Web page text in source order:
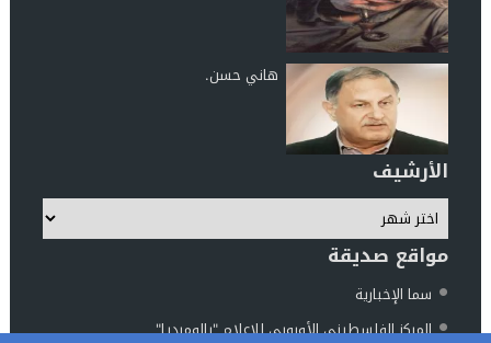
هاني حسن.
الأرشيف
مواقع صديقة
سما الإخبارية
المركز الفلسطيني الأوروبي للإعلام "بالوميديا"